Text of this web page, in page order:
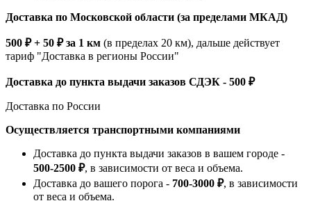
Доставка по Московской области (за пределами МКАД)
500 ₽ + 50 ₽ за 1 км (в пределах 20 км), дальше действует
тариф "Доставка в регионы России"
Доставка до пункта выдачи заказов СДЭК - 500 ₽
Доставка по России
Осуществляется транспортными компаниями
Доставка до пункта выдачи заказов в вашем городе -
500-2500 ₽, в зависимости от веса и объема.
Доставка до вашего порога - 700-3000 ₽, в зависимости
от веса и объема.